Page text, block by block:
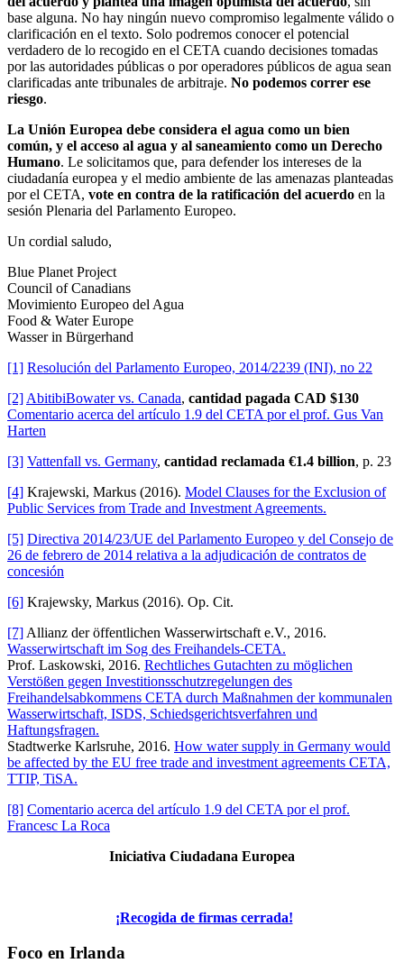
base alguna. No hay ningún nuevo compromiso legalmente válido o
clarificación en el texto. Solo podremos conocer el potencial
verdadero de lo recogido en el CETA cuando decisiones tomadas
por las autoridades públicas o por operadores públicos de agua sean
clarificadas ante tribunales de arbitraje. No podemos correr ese
riesgo.
La Unión Europea debe considera el agua como un bien
común, y el acceso al agua y al saneamiento como un Derecho
Humano. Le solicitamos que, para defender los intereses de la
ciudadanía europea y el medio ambiente de las amenazas planteadas
por el CETA, vote en contra de la ratificación del acuerdo en la
sesión Plenaria del Parlamento Europeo.
Un cordial saludo,
Blue Planet Project
Council of Canadians
Movimiento Europeo del Agua
Food & Water Europe
Wasser in Bürgerhand
[1] Resolución del Parlamento Europeo, 2014/2239 (INI), no 22
[2] AbitibiBowater vs. Canada, cantidad pagada CAD $130
Comentario acerca del artículo 1.9 del CETA por el prof. Gus Van
Harten
[3] Vattenfall vs. Germany, cantidad reclamada €1.4 billion, p. 23
[4] Krajewski, Markus (2016). Model Clauses for the Exclusion of
Public Services from Trade and Investment Agreements.
[5] Directiva 2014/23/UE del Parlamento Europeo y del Consejo de
26 de febrero de 2014 relativa a la adjudicación de contratos de
concesión
[6] Krajewsky, Markus (2016). Op. Cit.
[7] Allianz der öffentlichen Wasserwirtschaft e.V., 2016.
Wasserwirtschaft im Sog des Freihandels-CETA.
Prof. Laskowski, 2016. Rechtliches Gutachten zu möglichen
Verstößen gegen Investitionsschutzregelungen des
Freihandelsabkommens CETA durch Maßnahmen der kommunalen
Wasserwirtschaft, ISDS, Schiedsgerichtsverfahren und
Haftungsfragen.
Stadtwerke Karlsruhe, 2016. How water supply in Germany would
be affected by the EU free trade and investment agreements CETA,
TTIP, TiSA.
[8] Comentario acerca del artículo 1.9 del CETA por el prof.
Francesc La Roca
Iniciativa Ciudadana Europea
¡Recogida de firmas cerrada!
Foco en Irlanda